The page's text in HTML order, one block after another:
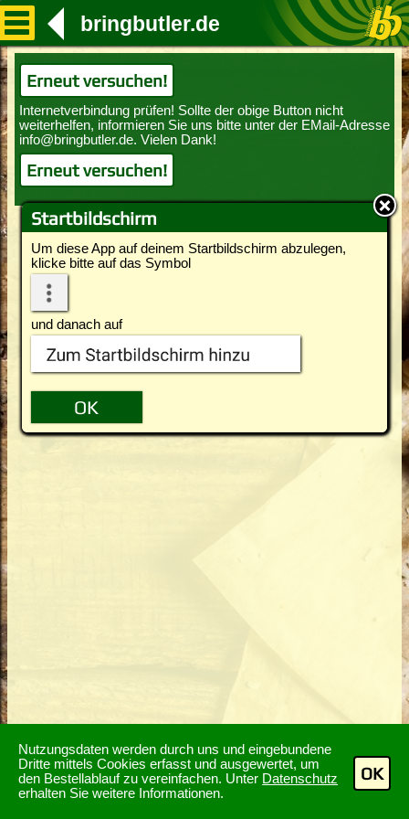
Nutzungsdaten werden durch uns und eingebundene
Dritte mittels Cookies erfasst und ausgewertet, um
den Bestellablauf zu vereinfachen. Unter Datenschutz
erhalten Sie weitere Informationen.
OK
Startbildschirm
Um diese App auf deinem Startbildschirm abzulegen,
klicke bitte auf das Symbol
und danach auf
bringbutler.de
Erneut versuchen!
Erneut versuchen!